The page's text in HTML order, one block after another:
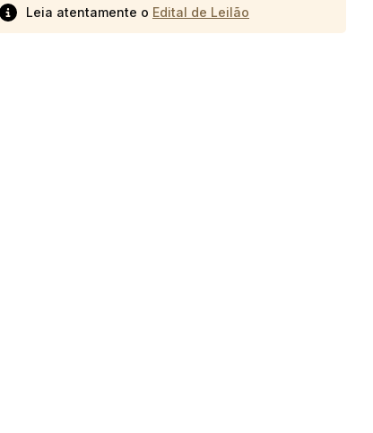
Leia atentamente o Edital de Leilão